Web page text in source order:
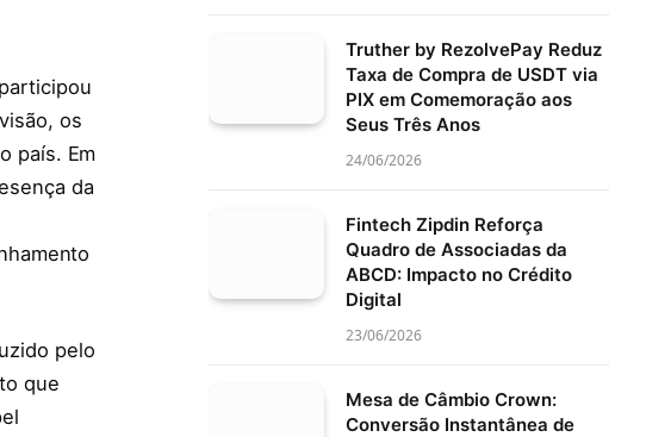
os
país. Em
da
pelo
que
Truther by RezolvePay Reduz
Taxa de Compra de USDT via
PIX em Comemoração aos
Seus Três Anos
24/06/2026
Fintech Zipdin Reforça
Quadro de Associadas da
ABCD: Impacto no Crédito
Digital
23/06/2026
Mesa de Câmbio Crown:
Conversão Instantânea de